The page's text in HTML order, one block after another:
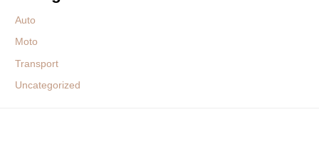
Auto
Moto
Transport
Uncategorized